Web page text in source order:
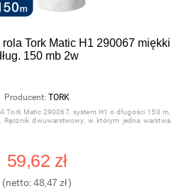
Tork Matic H1 290067 miękki
150 mb 2w
Producent: TORK
Tork Matic 290067, system H1 o długości 150 m,
dwuwarstwowy, w którym jedna warstwa
59,62 zł
(netto:48,47 zł)